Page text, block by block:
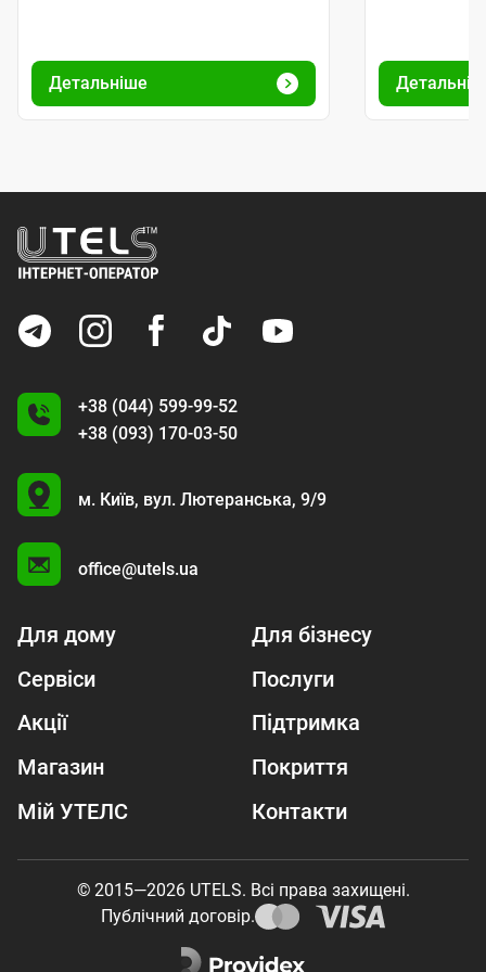
Детальніше
+38 (044) 599-99-52
+38 (093) 170-03-50
U
м. Київ, вул. Лютеранська, 9/9
office@utels.ua
Для дому
Для бізнесу
Сервіси
Послуги
Акції
Підтримка
Магазин
Покриття
Мій УТЕЛС
Контакти
© 2015—2026 UTELS. Всі права захищені.
Публічний договір.